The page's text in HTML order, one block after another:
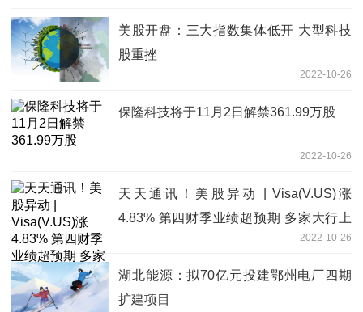
美股开盘：三大指数集体低开 大型科技
股重挫
2022-10-26
保隆科技将于11月2日解禁361.99万股
2022-10-26
天天通讯！美股异动 | Visa(V.US)涨
4.83% 第四财季业绩超预期 多家大行上
2022-10-26
湖北能源：拟70亿元投建鄂州电厂四期
扩建项目